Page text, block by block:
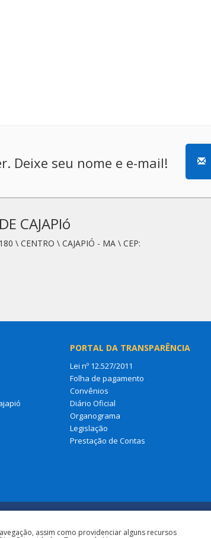
Deixe seu nome e e-mail!
CAJAPIó
\ CENTRO \ CAJAPIÓ - MA \ CEP:
PORTAL DA TRANSPARÊNCIA
Lei nº 12.527/2011
Folha de pagamento
Convênios
Diário Oficial
Organograma
Legislação
Prestação de Contas
assim como providenciar alguns recursos